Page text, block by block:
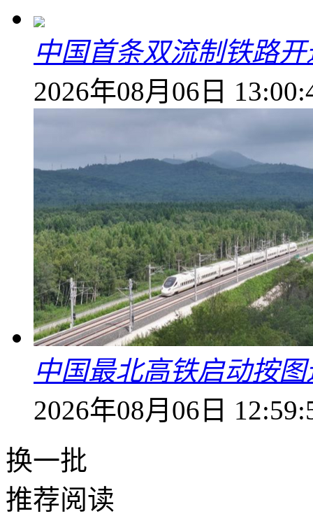
中国首条双流制铁路
2026年08月06日
中国最北高铁启动按
2026年08月06日
换一批
推荐阅读